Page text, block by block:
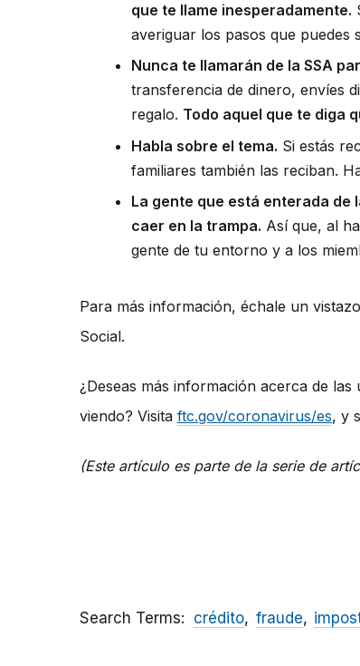
que te llame inesperadamente.
averiguar los pasos que puedes
Nunca te llamarán de la SSA
transferencia de dinero, envíes
regalo. Todo aquel que te diga
Habla sobre el tema. Si estás
familiares también las reciban.
La gente que está enterada de
caer en la trampa. Así que, al
gente de tu entorno y a los
Para más información, échale un
Social.
¿Deseas más información acerca de
viendo? Visita ftc.gov/coronavirus/es, y
(Este artículo es parte de la serie de
Search Terms crédito fraude